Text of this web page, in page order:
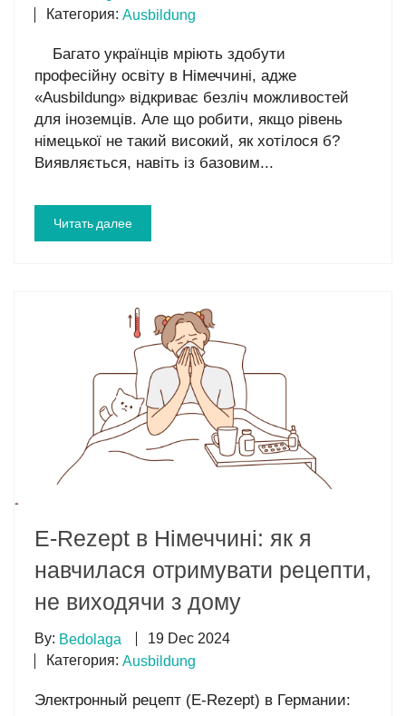
Категория: Ausbildung
Багато українців мріють здобути
професійну освіту в Німеччині, адже
«Ausbildung» відкриває безліч можливостей
для іноземців. Але що робити, якщо рівень
німецької не такий високий, як хотілося б?
Виявляється, навіть із базовим...
Читать далее
E-Rezept в Німеччині: як я
навчилася отримувати рецепти,
не виходячи з дому
By: Bedolaga
19 Dec 2024
Категория: Ausbildung
Электронный рецепт (E-Rezept) в Германии: